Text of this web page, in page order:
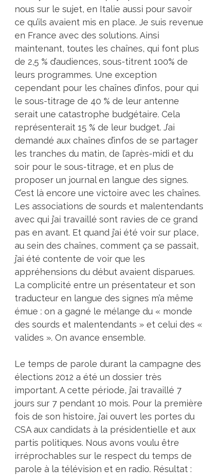
nous sur le sujet, en Italie aussi pour savoir
ce qu’ils avaient mis en place. Je suis revenue
en France avec des solutions. Ainsi
maintenant, toutes les chaînes, qui font plus
de 2,5 % d’audiences, sous-titrent 100% de
leurs programmes. Une exception
cependant pour les chaînes d’infos, pour qui
le sous-titrage de 40 % de leur antenne
serait une catastrophe budgétaire. Cela
représenterait 15 % de leur budget. J’ai
demandé aux chaînes d’infos de se partager
les tranches du matin, de l’après-midi et du
soir pour le sous-titrage, et en plus de
proposer un journal en langue des signes.
C’est là encore une victoire avec les chaînes.
Les associations de sourds et malentendants
avec qui j’ai travaillé sont ravies de ce grand
pas en avant. Et quand j’ai été voir sur place,
au sein des chaînes, comment ça se passait,
j’ai été contente de voir que les
appréhensions du début avaient disparues.
La complicité entre un présentateur et son
traducteur en langue des signes m’a même
émue : on a gagné le mélange du « monde
des sourds et malentendants » et celui des «
valides ». On avance ensemble.
Le temps de parole durant la campagne des
élections 2012 a été un dossier très
important. A cette période, j’ai travaillé 7
jours sur 7 pendant 10 mois. Pour la première
fois de son histoire, j’ai ouvert les portes du
CSA aux candidats à la présidentielle et aux
partis politiques. Nous avons voulu être
irréprochables sur le respect du temps de
parole à la télévision et en radio. Résultat :